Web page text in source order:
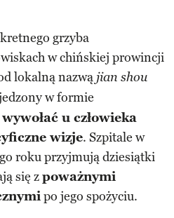
grzyba
w chińskiej prowincji
lokalną nazwą jian shou
w formie
wywołać u człowieka
wizje. Szpitale w
roku przyjmują dziesiątki
się zpoważnymi
po jego spożyciu.